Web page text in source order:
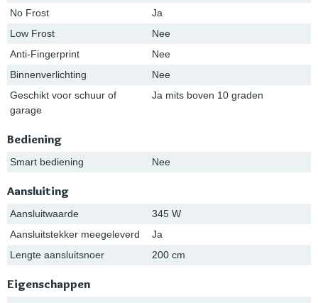
No Frost
Ja
Low Frost
Nee
Anti-Fingerprint
Nee
Binnenverlichting
Nee
Geschikt voor schuur of
garage
Ja mits boven 10 graden
Bediening
Smart bediening Nee
Aansluiting
Aansluitwaarde
345 W
Aansluitstekker meegeleverd
Ja
Lengte aansluitsnoer
200 cm
Eigenschappen